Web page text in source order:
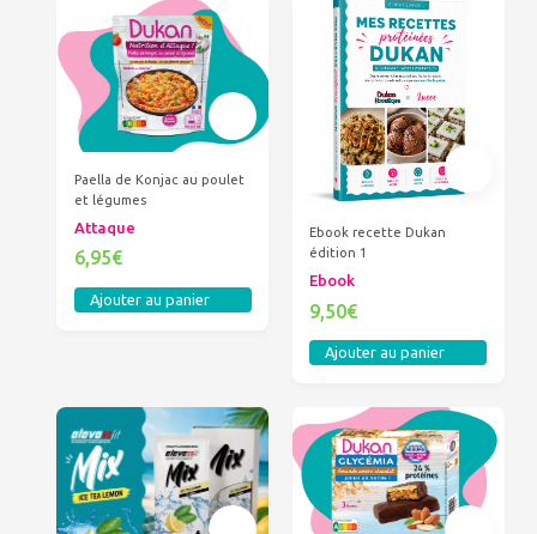
Paella de Konjac au poulet
et légumes
Attaque
6,95€
Ajouter au panier
Ebook recette Dukan
édition 1
Ebook
9,50€
Ajouter au panier